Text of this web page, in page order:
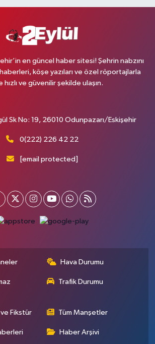
en güncel haber sitesi! Şehrin nabzını
köşe yazıları ve özel röportajlarla
hızlı ve güvenilir şekilde ulaşın.
Sk No: 19, 26010 Odunpazarı/Eskişehir
0(222) 226 42 22
[email protected]
Hava Durumu
Trafik Durumu
ve Fikstür Tüm Manşetler
Haber Arşivi